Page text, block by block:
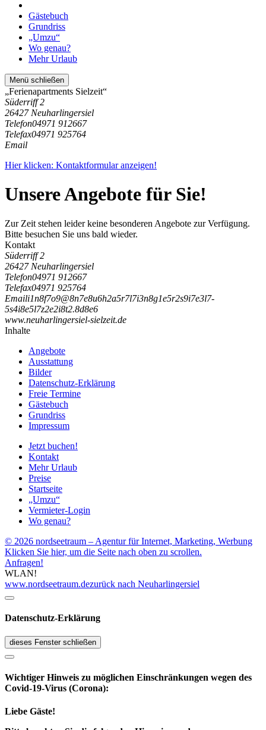
Gästebuch
Grundriss
„Umzu“
Wo genau?
Mehr Urlaub
Menü schließen
„Ferienapartments Sielzeit“
Süderriff 2
26427 Neuharlingersiel
Telefon04971 912667
Telefax04971 925764
Email
Hier klicken: Kontaktformular anzeigen!
Unsere Angebote für Sie!
Zur Zeit stehen leider keine besonderen Angebote zur Verfügung.
Bitte besuchen Sie uns bald wieder.
Kontakt
Süderriff 2
26427 Neuharlingersiel
Telefon04971 912667
Telefax04971 925764
Emaili1n8f7o9@8n7e8u6h2a5r7l7i3n8g1e5r2s9i7e3l7-
5s4i8e5l7z2e2i8t2.8d8e6
www.neuharlingersiel-sielzeit.de
Inhalte
Angebote
Ausstattung
Bilder
Datenschutz-Erklärung
Freie Termine
Gästebuch
Grundriss
Impressum
Jetzt buchen!
Kontakt
Mehr Urlaub
Preise
Startseite
„Umzu“
Vermieter-Login
Wo genau?
© 2026 nordseetraum – Agentur für Internet, Marketing, Werbung
Klicken Sie hier, um die Seite nach oben zu scrollen.
Anfragen!
WLAN!
www.nordseetraum.dezurück nach Neuharlingersiel
Datenschutz-Erklärung
dieses Fenster schließen
Wichtiger Hinweis zu möglichen Ein­schränk­ungen wegen des
Covid-19-Virus (Corona):
Liebe Gäste!